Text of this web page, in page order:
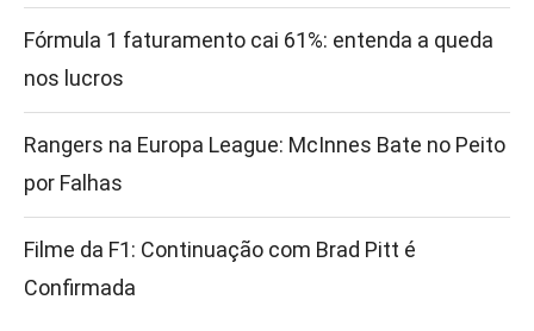
Fórmula 1 faturamento cai 61%: entenda a queda
nos lucros
Rangers na Europa League: McInnes Bate no Peito
por Falhas
Filme da F1: Continuação com Brad Pitt é
Confirmada